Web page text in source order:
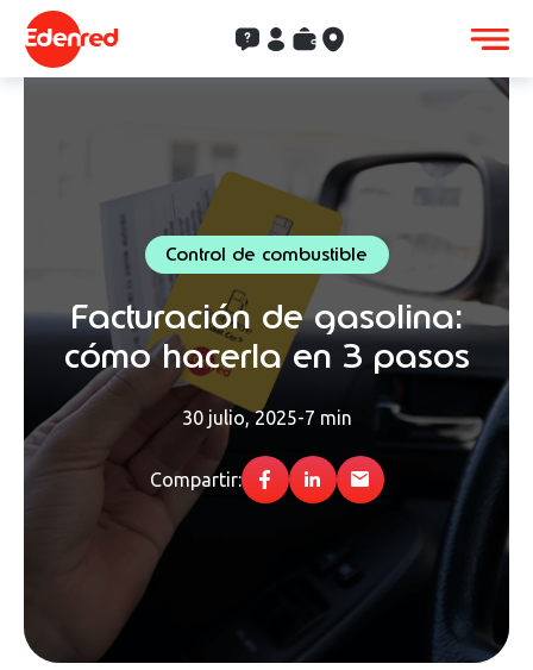
Contacto
Clientes
SaldoAceptación
Control de combustible
Facturación de gasolina:
cómo hacerla en 3 pasos
30 julio, 2025-7 min
Compartir: